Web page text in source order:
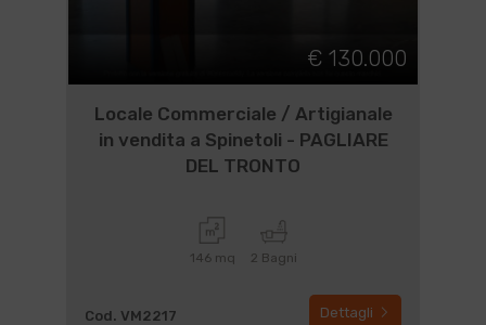
€ 130.000
Locale Commerciale / Artigianale
in vendita a Spinetoli - PAGLIARE
DEL TRONTO
146 mq 2 Bagni
Cod. VM2217 Dettagli